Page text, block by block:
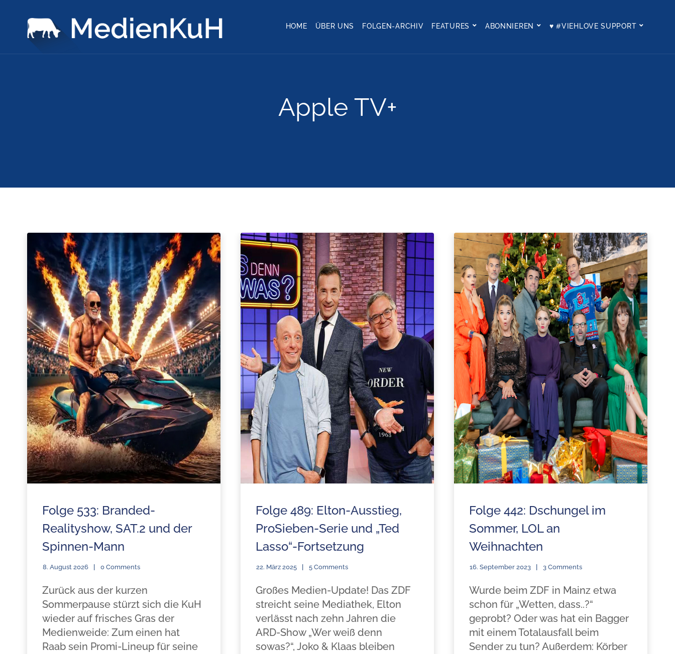
HOME ÜBER UNS FOLGEN-ARCHIV FEATURES ABONNIEREN ♥ #VIEHLOVE SUPPORT
Apple TV+
Folge 533: Branded-
Realityshow, SAT.2 und der
Spinnen-Mann
8. August 2026 0 Comments
Zurück aus der kurzen
Sommerpause stürzt sich die KuH
wieder auf frisches Gras der
Medienweide: Zum einen hat
Raab sein Promi-Lineup für seine
Folge 489: Elton-Ausstieg,
ProSieben-Serie und „Ted
Lasso“-Fortsetzung
22. März 2025 5 Comments
Großes Medien-Update! Das ZDF
streicht seine Mediathek, Elton
verlässt nach zehn Jahren die
ARD-Show „Wer weiß denn
sowas?“, Joko & Klaas bleiben
Folge 442: Dschungel im
Sommer, LOL an
Weihnachten
16. September 2023 3 Comments
Wurde beim ZDF in Mainz etwa
schon für „Wetten, dass..?“
geprobt? Oder was hat ein Bagger
mit einem Totalausfall beim
Sender zu tun? Außerdem: Körber